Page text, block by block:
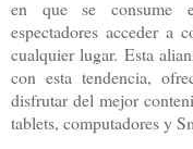
en que se consume
espectadores acceder a
cualquier lugar. Esta
con esta tendencia,
disfrutar del mejor
tablets, computadores y